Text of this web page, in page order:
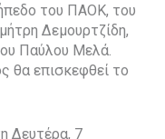
του ΠΑΟΚ, του
Δεμουρτζίδη,
Παύλου Μελά.
θα επισκεφθεί το
Δευτέρα, 7